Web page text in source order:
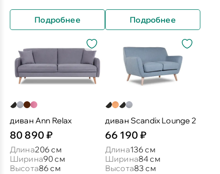
Подробнее Подробнее
диван Ann Relax
80 890 ₽
Длина206 см
Ширина90 см
Высота86 см
диван Scandix Lounge 2
66 190 ₽
Длина136 см
Ширина84 см
Высота83 см